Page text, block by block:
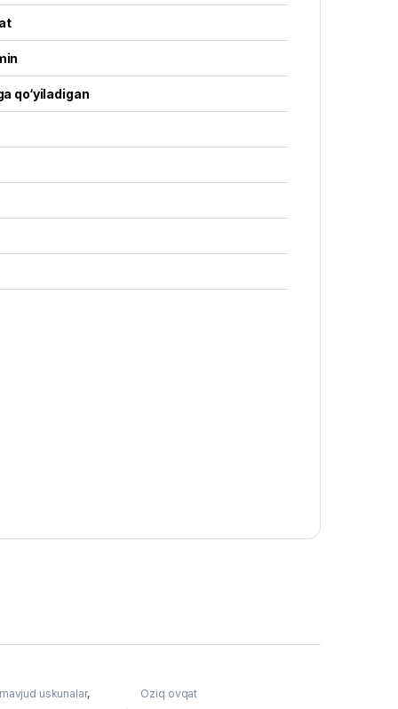
qo‘yiladigan
uskunalar,
Oziq ovqat